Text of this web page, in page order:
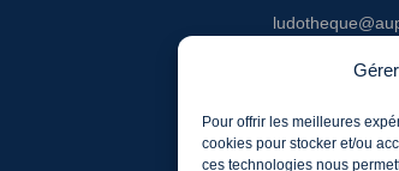
Pour offrir les meilleures
cookies pour stocker et/ou
ces technologies nous